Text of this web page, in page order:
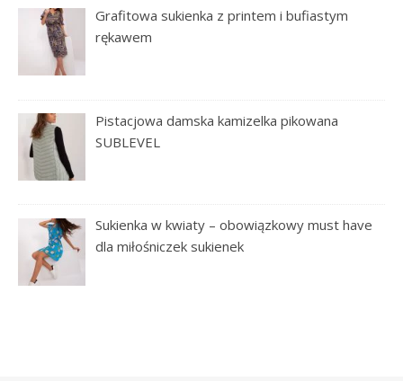
Grafitowa sukienka z printem i bufiastym
rękawem
Pistacjowa damska kamizelka pikowana
SUBLEVEL
Sukienka w kwiaty – obowiązkowy must have
dla miłośniczek sukienek